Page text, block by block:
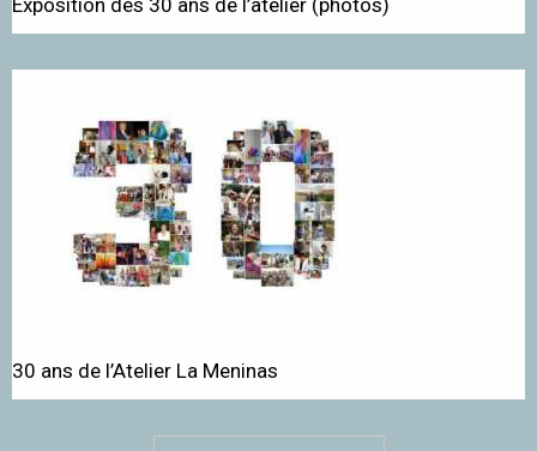
Exposition des 30 ans de l’atelier (photos)
30 ans de l’Atelier La Meninas